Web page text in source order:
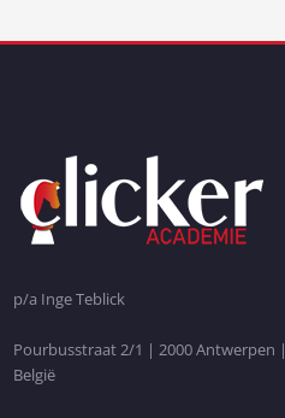
p/a Inge Teblick
Pourbusstraat 2/1 | 2000 Antwerpen |
België